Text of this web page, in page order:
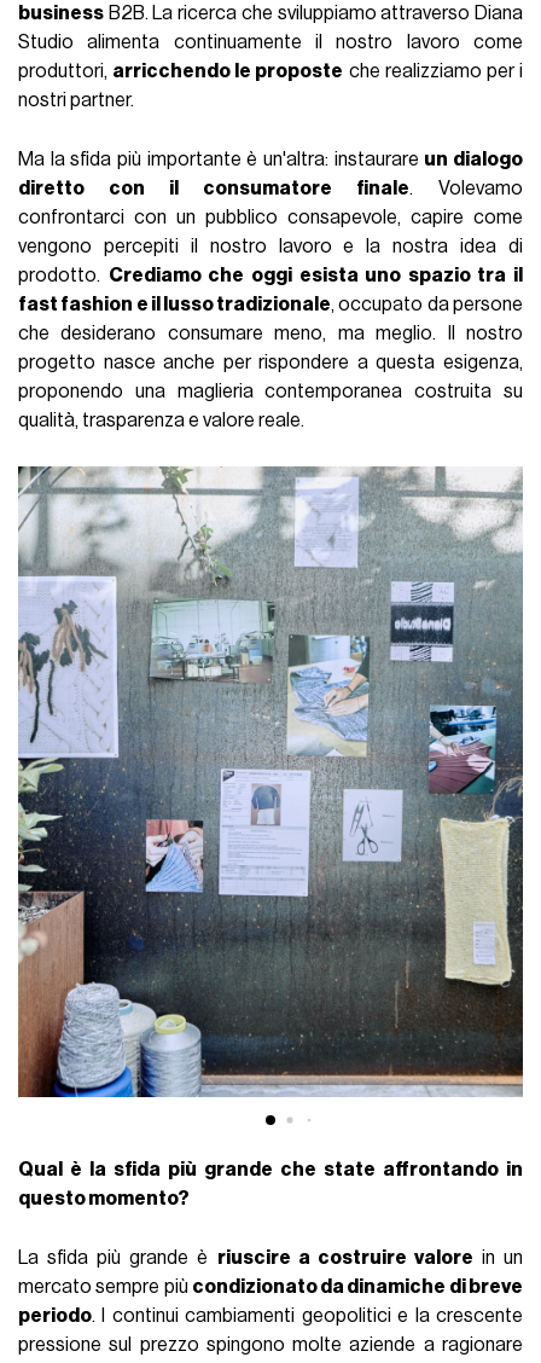
business B2B. La ricerca che sviluppiamo attraverso Diana
Studio alimenta continuamente il nostro lavoro come
produttori, arricchendo le proposte che realizziamo per i
nostri partner.
Ma la sfida più importante è un'altra: instaurare un dialogo
diretto con il consumatore finale. Volevamo
confrontarci con un pubblico consapevole, capire come
vengono percepiti il nostro lavoro e la nostra idea di
prodotto. Crediamo che oggi esista uno spazio tra il
fast fashion e il lusso tradizionale, occupato da persone
che desiderano consumare meno, ma meglio. Il nostro
progetto nasce anche per rispondere a questa esigenza,
proponendo una maglieria contemporanea costruita su
qualità, trasparenza e valore reale.
Qual è la sfida più grande che state affrontando in
questo momento?
La sfida più grande è riuscire a costruire valore in un
mercato sempre più condizionato da dinamiche di breve
periodo. I continui cambiamenti geopolitici e la crescente
pressione sul prezzo spingono molte aziende a ragionare